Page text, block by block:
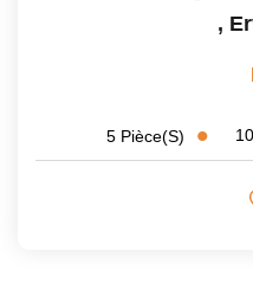
,
5 Pièce(s)